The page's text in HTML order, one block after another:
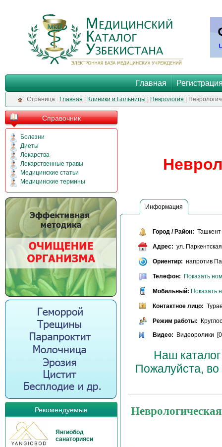
Главная
Cтраница : Главная Клиники и Больницы Неврология |
Справочник
Болезни
Диеты
Лекарства
Лекарственные травы
Медицинские статьи
Медицинские термины
Рекомендуемые
Янгиобод
санаторияси
Информация
Город / Район: Ташкент
Адрес: ул.
Ориентир: напротив
Телефон: Показать
Мобильный: Показать
Контактное лицо:
Режим работы:
Видео: Видеоролики
Наш
Пожалуйста,